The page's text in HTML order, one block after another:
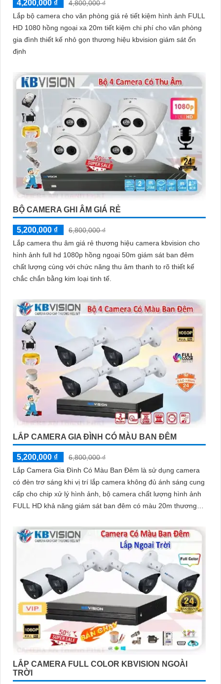
4,200,000 ₫
4,800,000 ₫
Lắp bộ camera cho văn phòng giá rẻ tiết kiệm hình ảnh FULL
HD 1080 hồng ngoại xa 20m tiết kiệm chi phí cho văn phòng
gia đình thiết kế nhỏ gọn thương hiệu kbvision giám sát ổn
định
BỘ CAMERA GHI ÂM GIÁ RẺ
5,200,000 ₫
6,800,000 ₫
Lắp camera thu âm giá rẻ thương hiệu camera kbvision cho
hình ảnh full hd 1080p hồng ngoại 50m giám sát ban đêm
chất lượng cùng với chức năng thu âm thanh to rõ thiết kế
chắc chắn bằng kim loại tinh tế.
LẮP CAMERA GIA ĐÌNH CÓ MÀU BAN ĐÊM
5,200,000 ₫
6,800,000 ₫
Lắp Camera Gia Đình Có Màu Ban Đêm là sử dụng camera
có đèn trơ sáng khi vị trí lắp camera không đủ ánh sáng cung
cấp cho chip xử lý hình ảnh, bộ camera chất lượng hình ảnh
FULL HD khả năng giám sát ban đêm có màu 20m thương
LẮP CAMERA FULL COLOR KBVISION NGOÀI
TRỜI